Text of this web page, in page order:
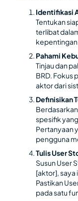
Identifikasi
Tentukan
terlibat
kepentingan
Pahami
Tinjau dan
BRD. Fokus
aktor dari
Definisikan
spesifik
Pertanyaan
pengguna
Tulis User
Susun User
[aktor], saya
Pastikan
pada satu